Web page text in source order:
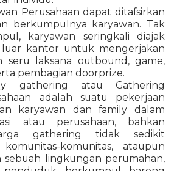
Perusahaan dapat ditafsirkan
berkumpulnya karyawan. Tak
karyawan seringkali diajak
luar kantor untuk mengerjakan
seru laksana outbound, game,
pembagian doorprize.
gathering atau Gathering
adalah suatu pekerjaan
karyawan dan family dalam
atau perusahaan, bahkan
gathering tidak sedikit
komunitas, ataupun
sebuah lingkungan perumahan,